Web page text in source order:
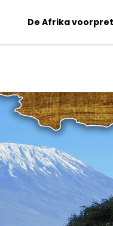
De Afrika